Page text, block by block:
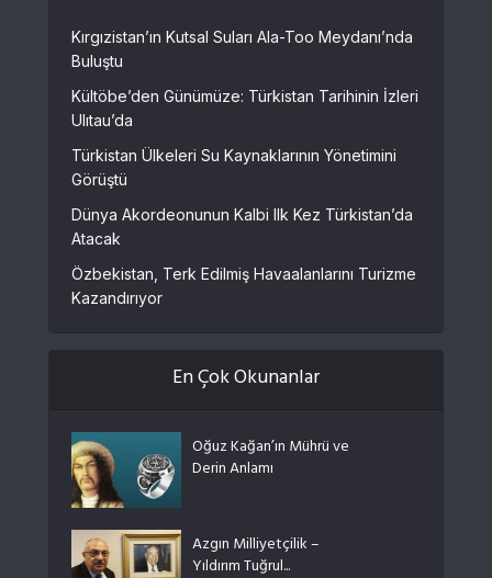
Kırgızistan’ın Kutsal Suları Ala-Too Meydanı’nda
Buluştu
Kültöbe’den Günümüze: Türkistan Tarihinin İzleri
Ulıtau’da
Türkistan Ülkeleri Su Kaynaklarının Yönetimini
Görüştü
Dünya Akordeonunun Kalbi Ilk Kez Türkistan’da
Atacak
Özbekistan, Terk Edilmiş Havaalanlarını Turizme
Kazandırıyor
En Çok Okunanlar
Oğuz Kağan’ın Mührü ve
Derin Anlamı
Azgın Milliyetçilik –
Yıldırım Tuğrul...